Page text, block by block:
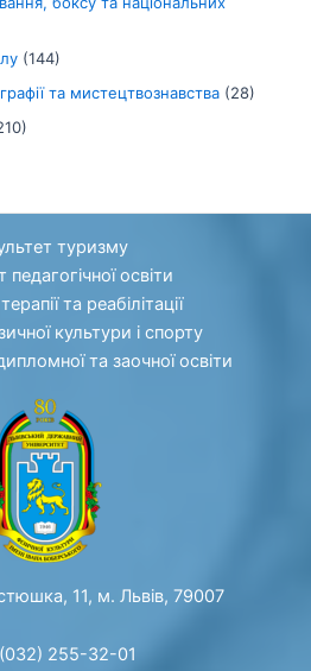
(144)
та мистецтвознавства (28)
туризму
освіти
та реабілітації
культури і спорту
та заочної освіти
11, м. Львів, 79007
255-32-01